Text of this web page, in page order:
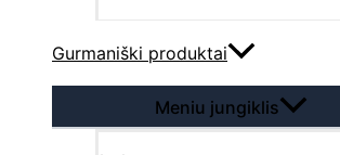
Gurmaniški produktai
Meniu jungiklis